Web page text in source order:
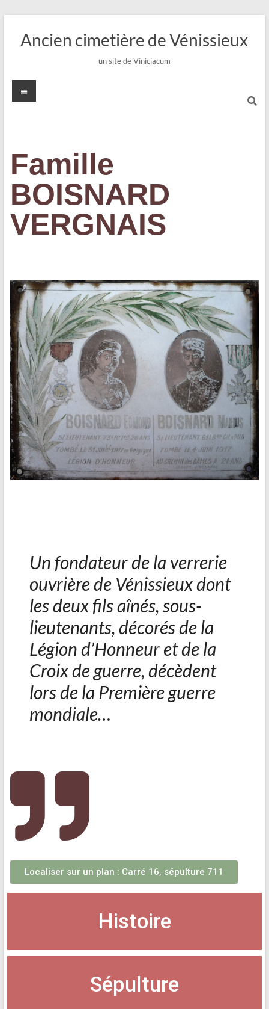
Ancien cimetière de Vénissieux
un site de Viniciacum
Famille
BOISNARD
VERGNAIS
Un fondateur de la verrerie
ouvrière de Vénissieux dont
les deux fils aînés, sous-
lieutenants, décorés de la
Légion d’Honneur et de la
Croix de guerre, décèdent
lors de la Première guerre
mondiale…
Localiser sur un plan : Carré 16, sépulture 711
Histoire
Sépulture